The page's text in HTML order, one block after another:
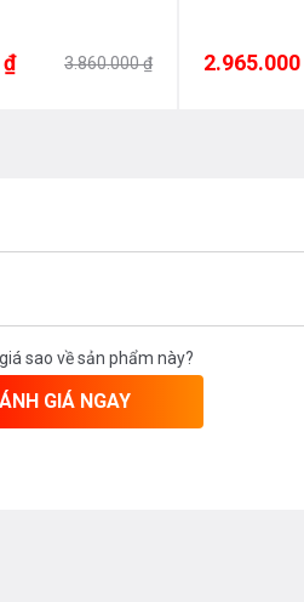
3.860.000 ₫
sao về sản phẩm này?
GIÁ NGAY